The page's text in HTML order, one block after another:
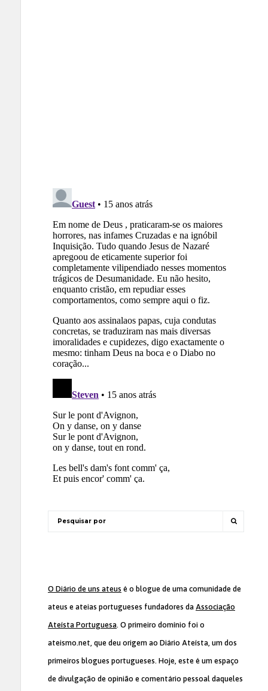
O Diário de uns ateus é o blogue de uma comunidade de
ateus e ateias portugueses fundadores da Associação
Ateísta Portuguesa. O primeiro domínio foi o
ateismo.net, que deu origem ao Diário Ateísta, um dos
primeiros blogues portugueses. Hoje, este é um espaço
de divulgação de opinião e comentário pessoal daqueles